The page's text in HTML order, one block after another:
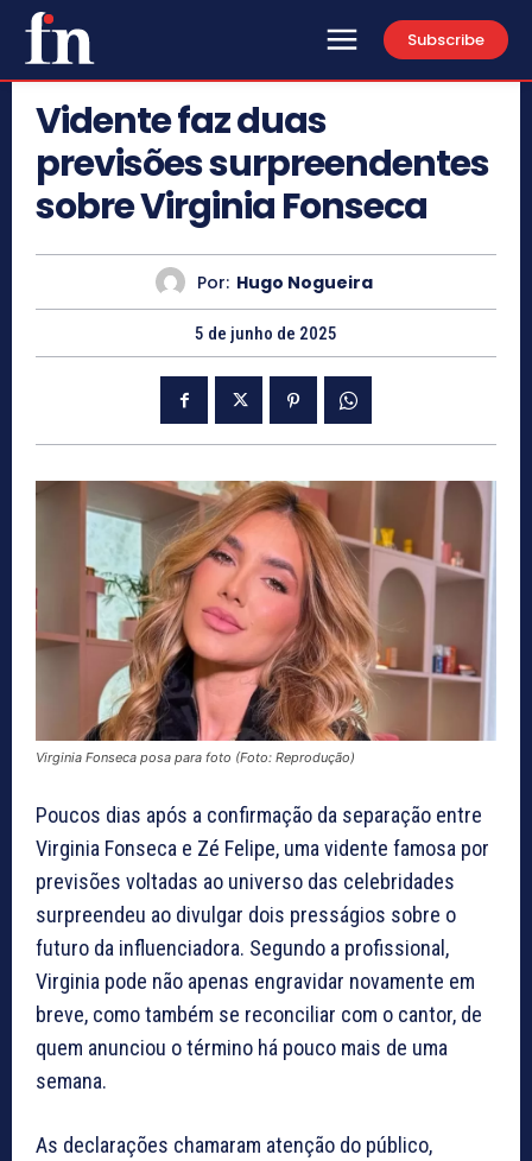
Subscribe
Vidente faz duas
previsões surpreendentes
sobre Virginia Fonseca
Por: Hugo Nogueira
5 de junho de 2025
Virginia Fonseca posa para foto (Foto: Reprodução)
Poucos dias após a confirmação da separação entre
Virginia Fonseca e Zé Felipe, uma vidente famosa por
previsões voltadas ao universo das celebridades
surpreendeu ao divulgar dois presságios sobre o
futuro da influenciadora. Segundo a profissional,
Virginia pode não apenas engravidar novamente em
breve, como também se reconciliar com o cantor, de
quem anunciou o término há pouco mais de uma
semana.
As declarações chamaram atenção do público,